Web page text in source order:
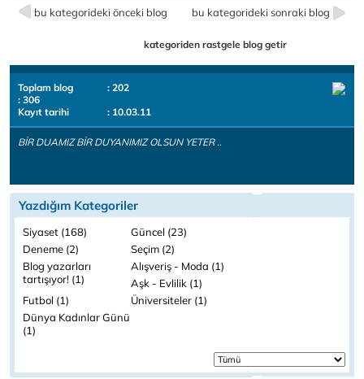
bu kategorideki önceki blog bu kategorideki sonraki blog
kategoriden rastgele blog getir
Toplam blog
: 202
: 306
Kayıt tarihi
: 10.03.11
BİR DUAMIZ BİR DUYANIMIZ OLSUN YETER ..
Yazdığım Kategoriler
Siyaset (168)
Güncel (23)
Deneme (2)
Seçim (2)
Blog yazarları
tartışıyor! (1)
Alışveriş - Moda (1)
Aşk - Evlilik (1)
Futbol (1)
Üniversiteler (1)
Dünya Kadınlar Günü
(1)